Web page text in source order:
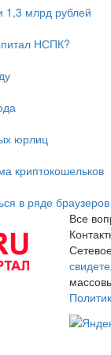
1,3 млрд рублей
НСПК?
юрлиц
криптокошельков
в ряде браузеров
Все